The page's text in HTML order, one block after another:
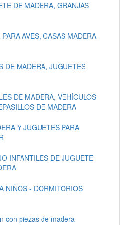
DE MADERA, GRANJAS
AVES, CASAS MADERA
DE MADERA, JUGUETES
DE MADERA, VEHÍCULOS
DE MADERA
Y JUGUETES PARA
INFANTILES DE JUGUETE-
NIÑOS - DORMITORIOS
con piezas de madera